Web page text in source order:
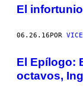
El
06.26.16 POR
El Epílogo:
octavos,